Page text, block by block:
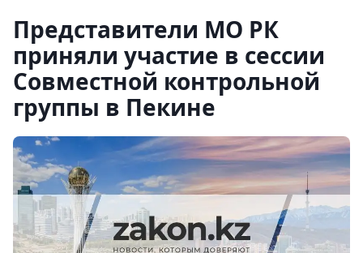
Представители МО РК
приняли участие в сессии
Совместной контрольной
группы в Пекине